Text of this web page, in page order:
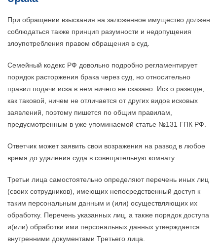
При обращении взыскания на заложенное имущество должен
соблюдаться также принцип разумности и недопущения
злоупотребления правом обращения в суд.
Семейный кодекс РФ довольно подробно регламентирует
порядок расторжения брака через суд, но относительно
правил подачи иска в нем ничего не сказано. Иск о разводе,
как таковой, ничем не отличается от других видов исковых
заявлений, поэтому пишется по общим правилам,
предусмотренным в уже упоминаемой статье №131 ГПК РФ.
Ответчик может заявить свои возражения на развод в любое
время до удаления суда в совещательную комнату.
Третьи лица самостоятельно определяют перечень иных лиц
(своих сотрудников), имеющих непосредственный доступ к
таким персональным данным и (или) осуществляющих их
обработку. Перечень указанных лиц, а также порядок доступа
и(или) обработки ими персональных данных утверждается
внутренними документами Третьего лица.